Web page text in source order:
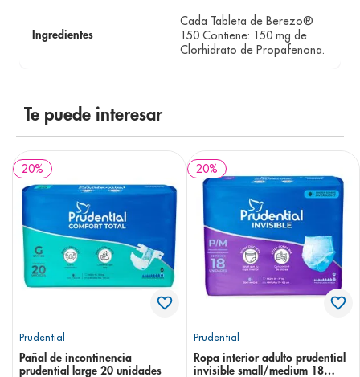
Ingredientes
Cada Tableta de Berezo®
150 Contiene: 150 mg de
Clorhidrato de Propafenona.
Te puede interesar
20%
Prudential
Pañal de incontinencia
prudential large 20 unidades
20%
Prudential
Ropa interior adulto prudential
invisible small/medium 18